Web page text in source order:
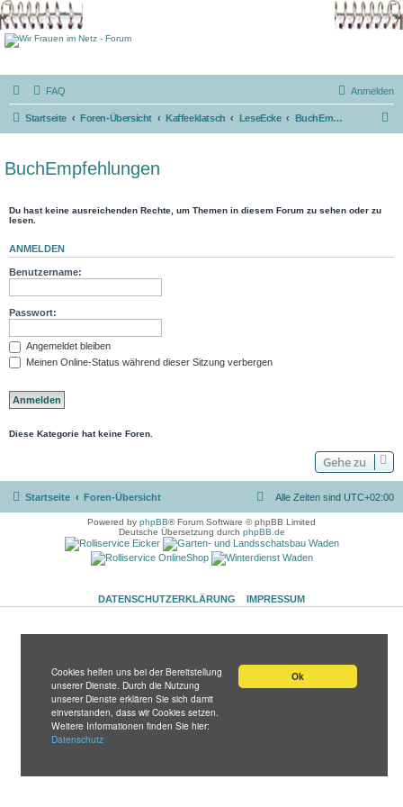
Ok
Cookies helfen uns bei der Bereitstellung
unserer Dienste. Durch die Nutzung
unserer Dienste erklären Sie sich damit
einverstanden, dass wir Cookies setzen.
Weitere Informationen finden Sie hier:
Datenschutz
FAQ Anmelden
Startseite Foren-Übersicht Kaffeeklatsch LeseEcke BuchEmpfehlungen
BuchEmpfehlungen
Du hast keine ausreichenden Rechte, um Themen in diesem Forum zu sehen oder zu
lesen.
ANMELDEN
Benutzername:
Passwort:
Angemeldet bleiben
Meinen Online-Status während dieser Sitzung verbergen
Diese Kategorie hat keine Foren.
Gehe zu
Startseite Foren-Übersicht Alle Zeiten sind UTC+02:00
Powered by phpBB® Forum Software © phpBB Limited
Deutsche Übersetzung durch phpBB.de
DATENSCHUTZERKLÄRUNG IMPRESSUM